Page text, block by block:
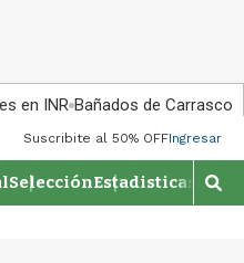
en INR Bañados de Carrasco
Suscribite al 50% OFFIngresar
SelecciónEstadisticas
M
o